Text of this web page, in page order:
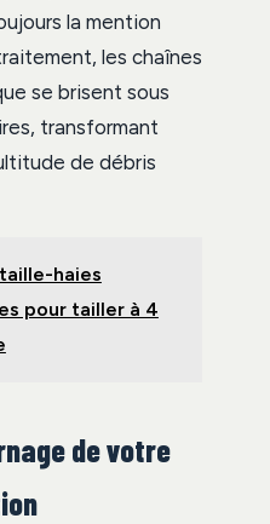
la mention
les chaînes
se brisent sous
transformant
de débris
haies
pour tailler à 4
de votre